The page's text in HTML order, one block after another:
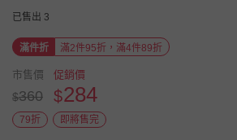
已售出 3
滿件折 滿2件95折，滿4件89折
市售價
$360
促銷價
$284
79折 即將售完